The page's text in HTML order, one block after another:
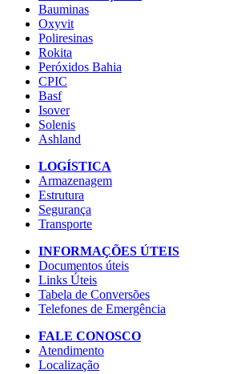
Bauminas
Oxyvit
Poliresinas
Rokita
Peróxidos Bahia
CPIC
Basf
Isover
Solenis
Ashland
LOGÍSTICA
Armazenagem
Estrutura
Segurança
Transporte
INFORMAÇÕES ÚTEIS
Documentos úteis
Links Úteis
Tabela de Conversões
Telefones de Emergência
FALE CONOSCO
Atendimento
Localização